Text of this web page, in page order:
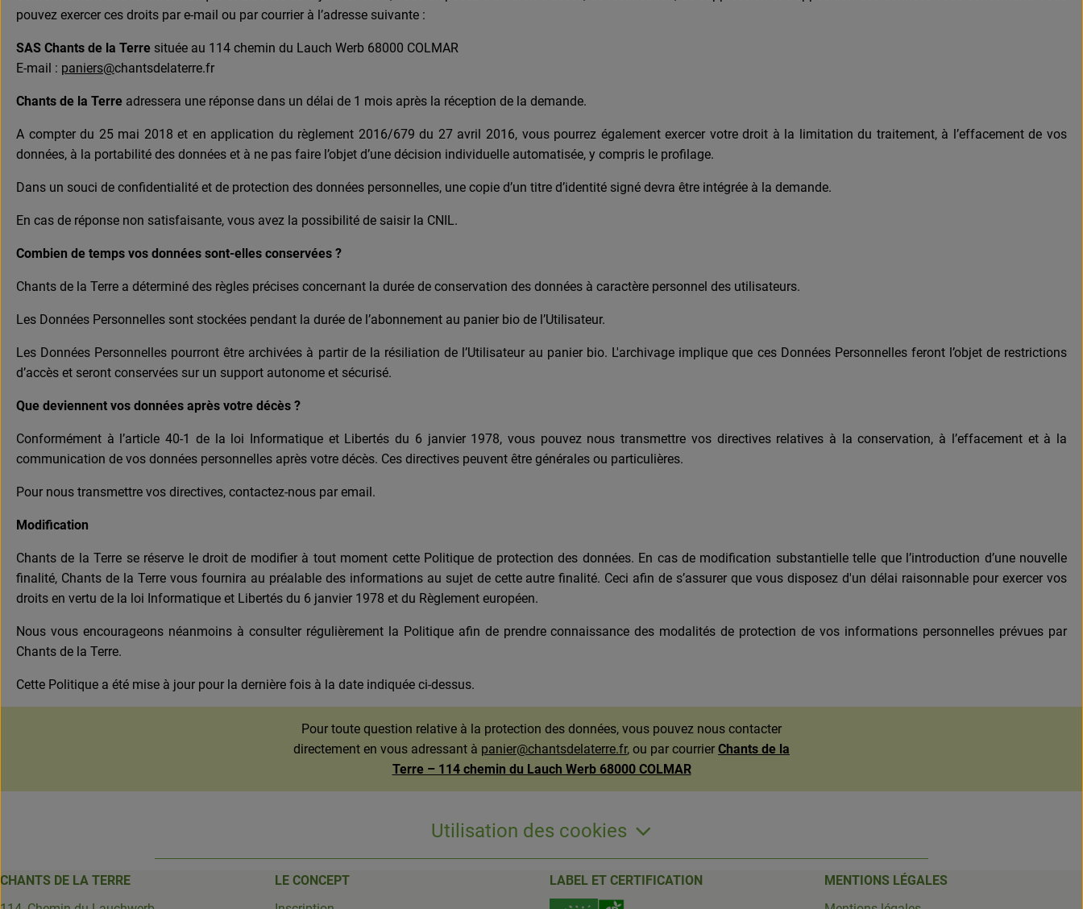
pouvez exercer ces droits par e-mail ou par courrier à l’adresse suivante :
SAS Chants de la Terre située au 114 chemin du Lauch Werb 68000 COLMAR
E-mail : paniers@chantsdelaterre.fr
Chants de la Terre adressera une réponse dans un délai de 1 mois après la réception de la demande.
A compter du 25 mai 2018 et en application du règlement 2016/679 du 27 avril 2016, vous pourrez également exercer votre droit à la limitation du traitement, à l’effacement de vos
données, à la portabilité des données et à ne pas faire l’objet d’une décision individuelle automatisée, y compris le profilage.
Dans un souci de confidentialité et de protection des données personnelles, une copie d’un titre d’identité signé devra être intégrée à la demande.
En cas de réponse non satisfaisante, vous avez la possibilité de saisir la CNIL.
Combien de temps vos données sont-elles conservées ?
Chants de la Terre a déterminé des règles précises concernant la durée de conservation des données à caractère personnel des utilisateurs.
Les Données Personnelles sont stockées pendant la durée de l’abonnement au panier bio de l’Utilisateur.
Les Données Personnelles pourront être archivées à partir de la résiliation de l’Utilisateur au panier bio. L'archivage implique que ces Données Personnelles feront l’objet de restrictions
d’accès et seront conservées sur un support autonome et sécurisé.
Que deviennent vos données après votre décès ?
Conformément à l’article 40-1 de la loi Informatique et Libertés du 6 janvier 1978, vous pouvez nous transmettre vos directives relatives à la conservation, à l’effacement et à la
communication de vos données personnelles après votre décès. Ces directives peuvent être générales ou particulières.
Pour nous transmettre vos directives, contactez-nous par email.
Modification
Chants de la Terre se réserve le droit de modifier à tout moment cette Politique de protection des données. En cas de modification substantielle telle que l’introduction d’une nouvelle
finalité, Chants de la Terre vous fournira au préalable des informations au sujet de cette autre finalité. Ceci afin de s’assurer que vous disposez d'un délai raisonnable pour exercer vos
droits en vertu de la loi Informatique et Libertés du 6 janvier 1978 et du Règlement européen.
Nous vous encourageons néanmoins à consulter régulièrement la Politique afin de prendre connaissance des modalités de protection de vos informations personnelles prévues par
Chants de la Terre.
Cette Politique a été mise à jour pour la dernière fois à la date indiquée ci-dessus.
Pour toute question relative à la protection des données, vous pouvez nous contacter
directement en vous adressant à panier@chantsdelaterre.fr, ou par courrier Chants de la
Terre – 114 chemin du Lauch Werb 68000 COLMAR
Utilisation des cookies
CHANTS DE LA TERRE
LE CONCEPT
LABEL ET CERTIFICATION
MENTIONS LÉGALES